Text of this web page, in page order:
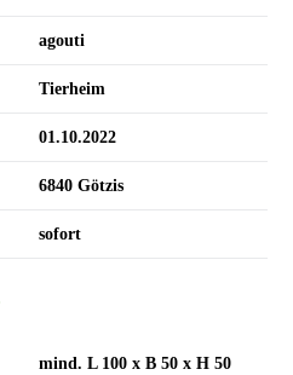
agouti
Tierheim
01.10.2022
6840 Götzis
sofort
mind. L 100 x B 50 x H 50